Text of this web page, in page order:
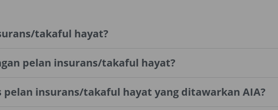
takaful hayat?
pelan insurans/takaful hayat?
pelan insurans/takaful hayat yang ditawarkan AIA?